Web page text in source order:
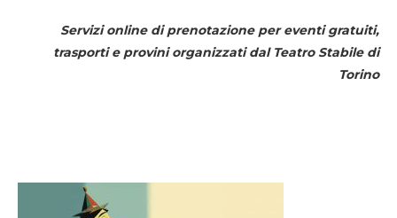
Servizi online di prenotazione per eventi gratuiti,
trasporti e provini organizzati dal Teatro Stabile di
Torino